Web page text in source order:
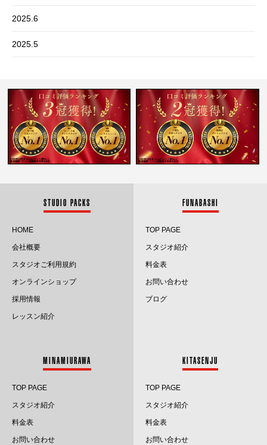
2025.6
2025.5
2025.3
2025.2
2025.1
2024.9
2024.7
2024.3
2024.2
STUDIO PACKS
HOME
会社概要
スタジオご利用規約
オンラインショップ
採用情報
レッスン紹介
FUNABASHI
TOP PAGE
スタジオ紹介
料金表
お問い合わせ
ブログ
MINAMIURAWA
TOP PAGE
スタジオ紹介
料金表
お問い合わせ
KITASENJU
TOP PAGE
スタジオ紹介
料金表
お問い合わせ